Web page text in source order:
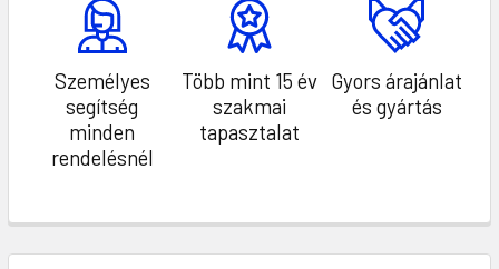
Személyes
segítség
minden
rendelésnél
Több mint 15 év
szakmai
tapasztalat
Gyors árajánlat
és gyártás